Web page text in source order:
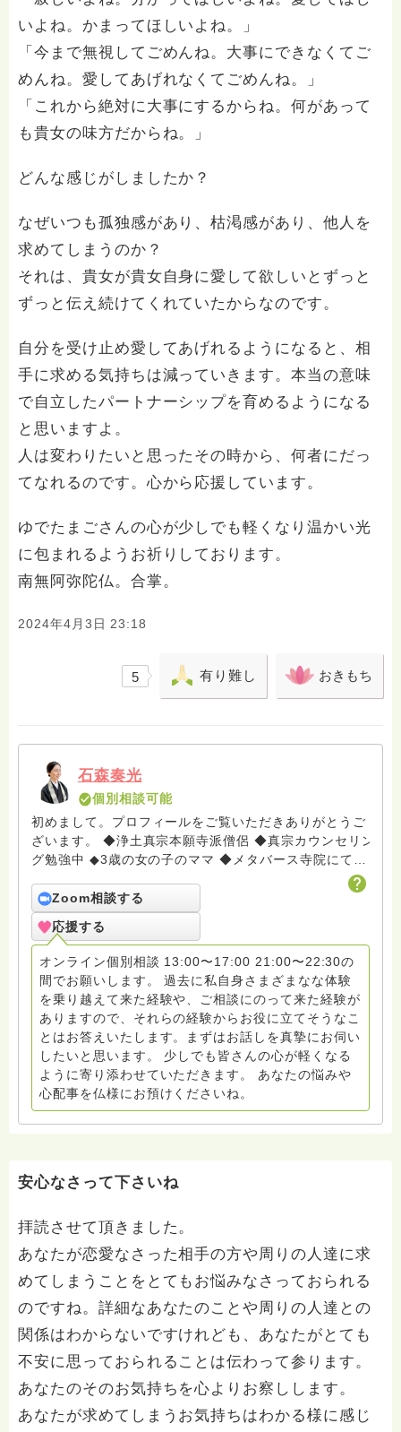
いよね。かまってほしいよね。」
「今まで無視してごめんね。大事にできなくてご
めんね。愛してあげれなくてごめんね。」
「これから絶対に大事にするからね。何があって
も貴女の味方だからね。」
どんな感じがしましたか？
なぜいつも孤独感があり、枯渇感があり、他人を
求めてしまうのか？
それは、貴女が貴女自身に愛して欲しいとずっと
ずっと伝え続けてくれていたからなのです。
自分を受け止め愛してあげれるようになると、相
手に求める気持ちは減っていきます。本当の意味
で自立したパートナーシップを育めるようになる
と思いますよ。
人は変わりたいと思ったその時から、何者にだっ
てなれるのです。心から応援しています。
ゆでたまごさんの心が少しでも軽くなり温かい光
に包まれるようお祈りしております。
南無阿弥陀仏。合掌。
2024年4月3日 23:18
5 有り難し おきもち
石森奏光
個別相談可能
初めまして。プロフィールをご覧いただきありがとうご
ざいます。 ◆浄土真宗本願寺派僧侶 ◆真宗カウンセリン
グ勉強中 ◆3歳の女の子のママ ◆メタバース寺院にてイ
出産後、重度の産後うつを煩い4ヶ月入院生活を送りま
した。 その時の経験が大変苦しいものでして、 「仏教
の中に救いの答えがあるのではないか？」 と考え学校
に通い2年間勉強させていただきました。 その時のご縁
をきっかけに、2023年お得度させていただく事にな
り、 生まれ変わった気持ちで僧侶としての人生を歩ま
せていただいております。 お寺とは関係のない一般の
家庭で育ち、幼少期から複雑な環境で様々な経験をして
きました。 子供の頃から敏感な性格で人の気持ちが分
かることが多く、その為多くの方の相談に乗ってきまし
た。 それらの経験が、皆様のお話しを聞かせていただ
く時に何かお役に立てることもあるかもしれません。
まだまだ勉強中の身ではありますが、皆様と向き合わせ
と）」です。 仏になるということは「真理・真実に目
仏になる身だということを心から信頼しております。
また、仏教は「転迷開悟（迷いを転じて悟りを開く）」
の教えです。 今どれだけ苦しみや迷いの中にいても、
それらが悟りの種になり、 今後の人生をより良くする
ものになっていくのだと思います。 人生に無駄なこと
など何一つありません。 1人でも多くの方が心が軽くな
り愛の溢れた世界になるように微力ながら関わらせてい
元に、皆様の気づきや癒しになり 少しでも「優しい世
界」が拡がり、「人生って面白い！」と思う人が増える
ような そんな貢献ができるようにと祈りを込めて
Instagramをスタートしました！ 毎月1回メタバース寺
Zoom相談する
応援する
オンライン個別相談 13:00〜17:00 21:00〜22:30の
間でお願いします。 過去に私自身さまざまなな体験
を乗り越えて来た経験や、ご相談にのって来た経験が
ありますので、それらの経験からお役に立てそうなこ
とはお答えいたします。まずはお話しを真摯にお伺い
したいと思います。 少しでも皆さんの心が軽くなる
ように寄り添わせていただきます。 あなたの悩みや
心配事を仏様にお預けくださいね。
安心なさって下さいね
拝読させて頂きました。
あなたが恋愛なさった相手の方や周りの人達に求
めてしまうことをとてもお悩みなさっておられる
のですね。詳細なあなたのことや周りの人達との
関係はわからないですけれども、あなたがとても
不安に思っておられることは伝わって参ります。
あなたのそのお気持ちを心よりお察しします。
あなたが求めてしまうお気持ちはわかる様に感じ